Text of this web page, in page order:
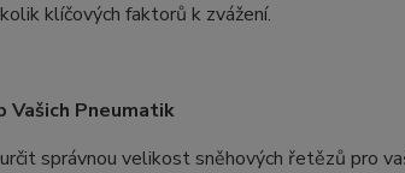
klíčových faktorů k zvážení.
Vašich Pneumatik
správnou velikost sněhových řetězů pro